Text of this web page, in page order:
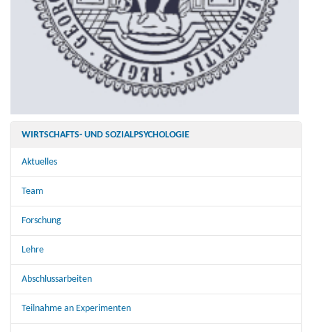
WIRTSCHAFTS- UND SOZIALPSYCHOLOGIE
Aktuelles
Team
Forschung
Lehre
Abschlussarbeiten
Teilnahme an Experimenten